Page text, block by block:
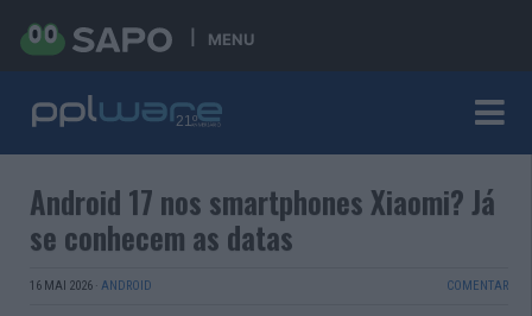
MENU
Android 17 nos smartphones Xiaomi? Já
se conhecem as datas
16 MAI 2026 · ANDROID COMENTAR